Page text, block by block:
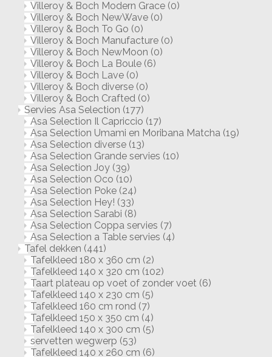
Villeroy & Boch Modern Grace (0)
Villeroy & Boch NewWave (0)
Villeroy & Boch To Go (0)
Villeroy & Boch Manufacture (0)
Villeroy & Boch NewMoon (0)
Villeroy & Boch La Boule (6)
Villeroy & Boch Lave (0)
Villeroy & Boch diverse (0)
Villeroy & Boch Crafted (0)
Servies Asa Selection (177)
Asa Selection Il Capriccio (17)
Asa Selection Umami en Moribana Matcha (19)
Asa Selection diverse (13)
Asa Selection Grande servies (10)
Asa Selection Joy (39)
Asa Selection Oco (10)
Asa Selection Poke (24)
Asa Selection Hey! (33)
Asa Selection Sarabi (8)
Asa Selection Coppa servies (7)
Asa Selection a Table servies (4)
Tafel dekken (441)
Tafelkleed 180 x 360 cm (2)
Tafelkleed 140 x 320 cm (102)
Taart plateau op voet of zonder voet (6)
Tafelkleed 140 x 230 cm (5)
Tafelkleed 160 cm rond (7)
Tafelkleed 150 x 350 cm (4)
Tafelkleed 140 x 300 cm (5)
servetten wegwerp (53)
Tafelkleed 140 x 260 cm (6)